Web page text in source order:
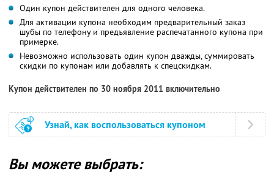
Один купон действителен для одного человека.
Для активации купона необходим предварительный заказ
шубы по телефону и предъявление распечатанного купона при
примерке.
Невозможно использовать один купон дважды, суммировать
скидки по купонам или добавлять к спецскидкам.
Купон действителен по 30 ноября 2011 включительно
Узнай, как воспользоваться купоном
Вы можете выбрать: